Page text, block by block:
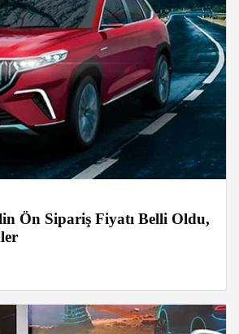
Ön Sipariş Fiyatı Belli Oldu,